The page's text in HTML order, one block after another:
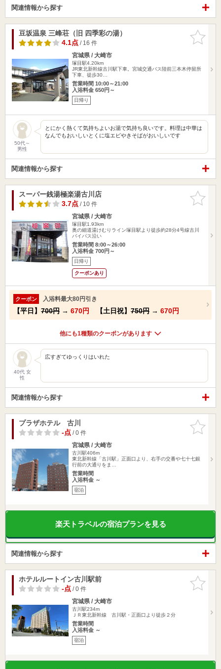
関連情報から探す
お気に入
りに追加
豆坂温泉 三峰荘（旧 四季彩の湯）
4.1点/ 16 件
宮城県 / 大崎市
塚目駅4.20km
JR東北新幹線古川駅下車。宮城交通バス陸前三本木停留所
下車、徒歩30…
営業時間 10:00～21:00
入浴料金 650円～
日帰り
50代～
男性
とにかく熱くて気持ちよいお湯で気持ち良いです。料理は中華は
なんでもおいしいとくに塩エビやきそばがおいしいです
関連情報から探す
お気に入
りに追加
スーパー銭湯極楽湯古川店
3.7点/ 10 件
宮城県 / 大崎市
塚目駅1.93km
奥の細道湯けむりライン塚目駅より徒歩約28分4号線古川
バイパス沿い
営業時間 8:00～26:00
入浴料金 700円～
日帰り
クーポンあり
クーポン 入浴料最大80円引き
【平日】 700円 → 670円 【土日祝】 750円 → 670円
他にも1種類のクーポンがあります
40代 女
性
広すぎてゆっくりはいれた
関連情報から探す
お気に入
りに追加
プラザホテル 古川
-点/ 0 件
宮城県 / 大崎市
古川駅406m
東北新幹線「古川駅」正面口より、右手の交番や七十七銀
行前の大通りをま…
営業時間
入浴料金 ～
宿泊
楽天トラベルの宿泊プランを見る
関連情報から探す
お気に入
りに追加
ホテルルートイン古川駅前
-点/ 0 件
宮城県 / 大崎市
古川駅234m
ＪＲ東北新幹線 古川駅・正面口より徒歩２分
営業時間
入浴料金 ～
宿泊